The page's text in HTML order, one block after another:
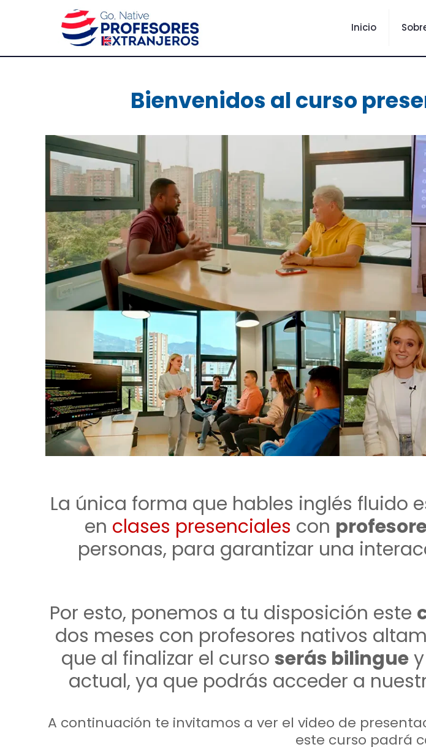
Inicio
Bienvenidos al curso
La única forma que hables inglés fluido
en clases presenciales con
personas, para garantizar una
Por esto, ponemos a tu disposición este
dos meses con profesores nativos
que al finalizar el curso serás bilingue
actual, ya que podrás acceder a
A continuación te invitamos a ver el video de
este curso padrá